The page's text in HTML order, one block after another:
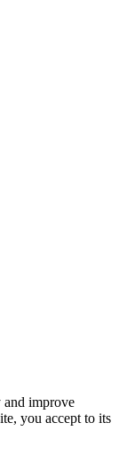
and improve
you accept to its